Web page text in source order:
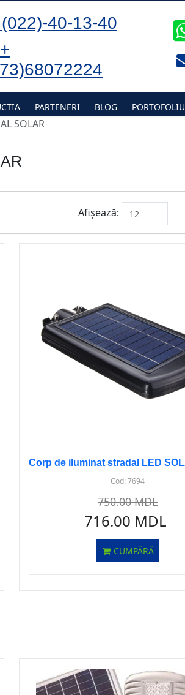
(022)-40-13-40
+
PARTENERI BLOG PORTOFOLIU
SOLAR
Afișează:
Cod:7694
750.00 MDL
716.00 MDL
CUMPĂRĂ